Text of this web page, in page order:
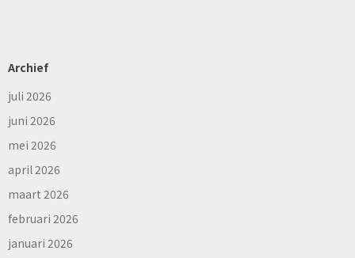
Archief
juli 2026
juni 2026
mei 2026
april 2026
maart 2026
februari 2026
januari 2026